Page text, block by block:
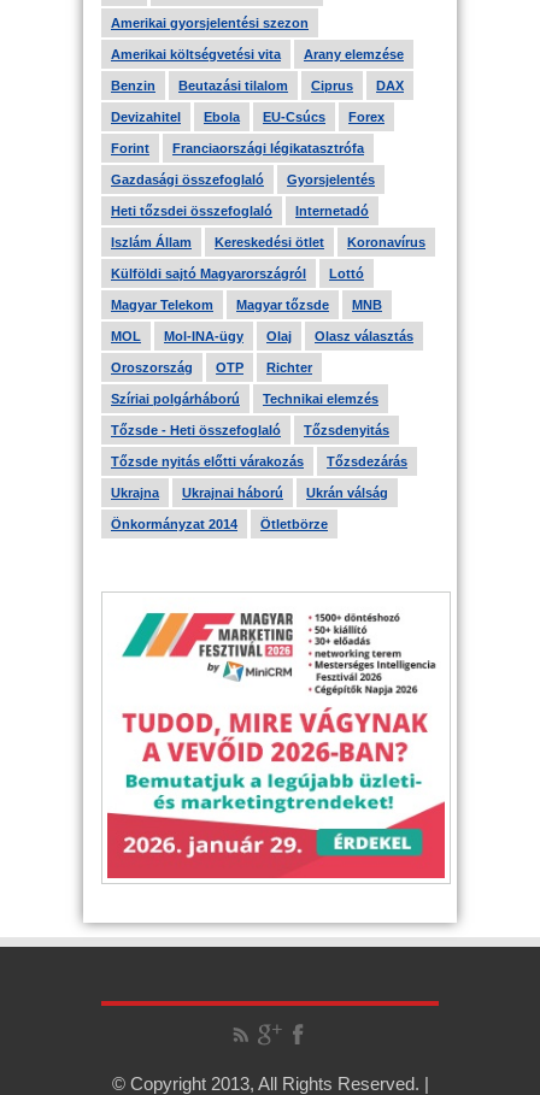
Amerikai gyorsjelentési szezon
Amerikai költségvetési vita Arany elemzése
Benzin Beutazási tilalom Ciprus DAX
Devizahitel Ebola EU-Csúcs Forex
Forint Franciaországi légikatasztrófa
Gazdasági összefoglaló Gyorsjelentés
Heti tőzsdei összefoglaló Internetadó
Iszlám Állam Kereskedési ötlet Koronavírus
Külföldi sajtó Magyarországról Lottó
Magyar Telekom Magyar tőzsde MNB
MOL Mol-INA-ügy Olaj Olasz választás
Oroszország OTP Richter
Szíriai polgárháború Technikai elemzés
Tőzsde - Heti összefoglaló Tőzsdenyitás
Tőzsde nyitás előtti várakozás Tőzsdezárás
Ukrajna Ukrajnai háború Ukrán válság
Önkormányzat 2014 Ötletbörze
© Copyright 2013, All Rights Reserved. |